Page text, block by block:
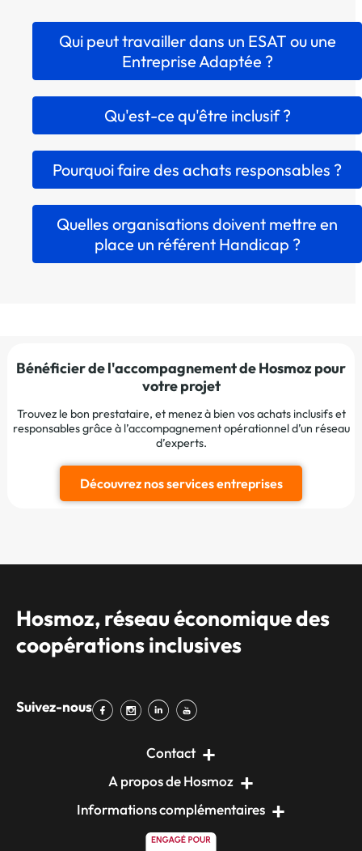
Qui peut travailler dans un ESAT ou une
Entreprise Adaptée ?
Qu'est-ce qu'être inclusif ?
Pourquoi faire des achats responsables ?
Quelles organisations doivent mettre en
place un référent Handicap ?
Bénéficier de l'accompagnement de Hosmoz pour
votre projet
Trouvez le bon prestataire, et menez à bien vos achats inclusifs et
responsables grâce à l’accompagnement opérationnel d’un réseau
d’experts.
Découvrez nos services entreprises
Hosmoz, réseau économique des
coopérations inclusives
Suivez-nous
Contact
A propos de Hosmoz
Informations complémentaires